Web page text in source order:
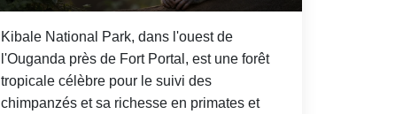
Kibale National Park, dans l'ouest de
l'Ouganda près de Fort Portal, est une forêt
tropicale célèbre pour le suivi des
chimpanzés et sa richesse en primates et